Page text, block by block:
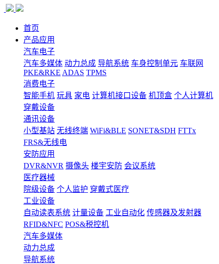
首页
产品应用
汽车电子
汽车多媒体 动力总成 导航系统 车身控制单元 车联网
PKE&RKE ADAS TPMS
消费电子
智能手机 玩具 家电 计算机接口设备 机顶盒 个人计算机
穿戴设备
通讯设备
小型基站 无线终端 WiFi&BLE SONET&SDH FTTx
FRS&无线电
安防应用
DVR&NVR 摄像头 楼宇安防 会议系统
医疗器械
院级设备 个人监护 穿戴式医疗
工业设备
自动读表系统 计量设备 工业自动化 传感器及发射器
RFID&NFC POS&税控机
汽车多媒体
动力总成
导航系统